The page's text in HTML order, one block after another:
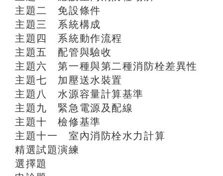
主題二 免設條件
主題三 系統構成
主題四 系統動作流程
主題五 配管與驗收
主題六 第一種與第二種消防栓差異性
主題七 加壓送水裝置
主題八 水源容量計算基準
主題九 緊急電源及配線
主題十 檢修基準
主題十一 室內消防栓水力計算
精選試題演練
選擇題